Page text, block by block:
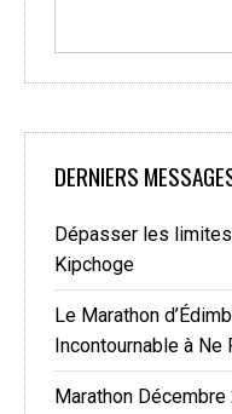
DERNIERS
Dépasser les
Kipchoge
Le Marathon
Incontournable à Ne
Marathon